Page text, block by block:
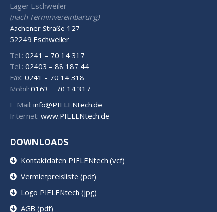
Lager Eschweiler
(nach Terminvereinbarung)
Aachener Straße 127
52249 Eschweiler
Tel.: 0241 – 70 14 317
Tel.: 02403 – 88 187 44
Fax: 0241 – 70 14 318
Mobil: 0163 – 70 14 317
E-Mail: info@PIELENtech.de
Internet: www.PIELENtech.de
DOWNLOADS
Kontaktdaten PIELENtech (vcf)
Vermietpreisliste (pdf)
Logo PIELENtech (jpg)
AGB (pdf)